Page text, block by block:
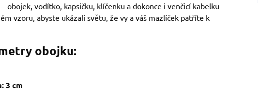
obojek, vodítko, kapsičku, klíčenku a dokonce i venčicí kabelku
vzoru, abyste ukázali světu, že vy a váš mazlíček patříte k
obojku:
3 cm